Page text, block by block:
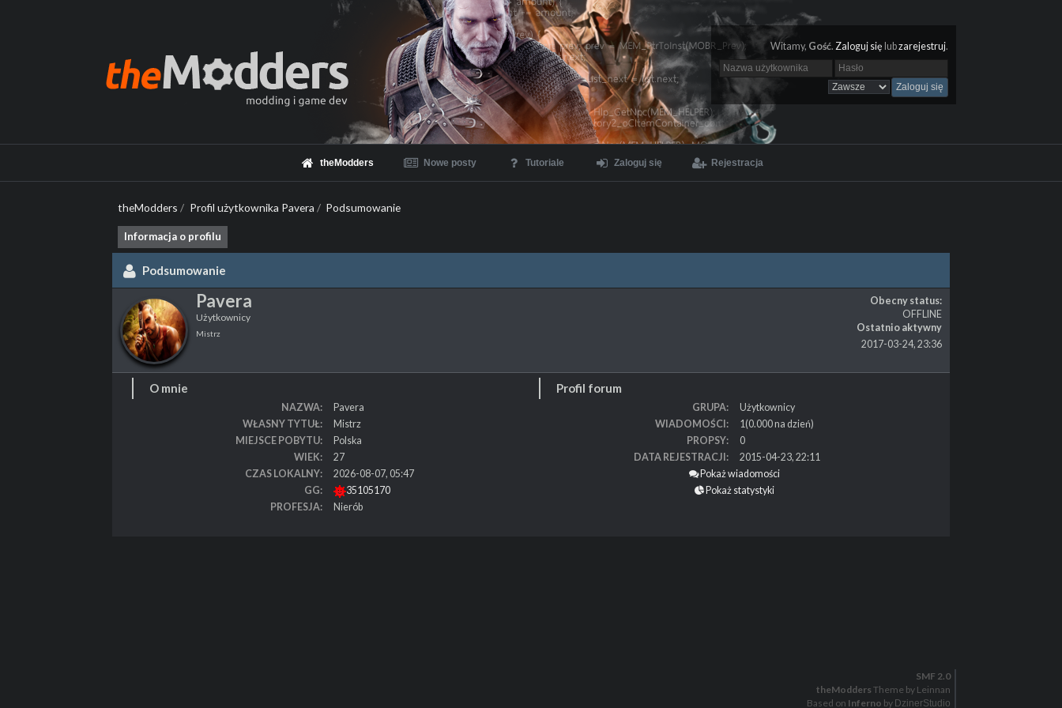
Witamy, Gość. Zaloguj się lubzarejestruj.
theModders Nowe posty Tutoriale Zaloguj się Rejestracja
theModders / Profil użytkownika Pavera / Podsumowanie
Informacja o profilu
Podsumowanie
Pavera
Użytkownicy
Mistrz
Obecny status:
OFFLINE
Ostatnio aktywny
2017-03-24, 23:36
O mnie
NAZWA
Pavera
WŁASNY TYTUŁ
Mistrz
MIEJSCE POBYTU
Polska
WIEK
27
CZAS LOKALNY
2026-08-07, 05:47
GG
35105170
PROFESJA
Nierób
Profil forum
GRUPA
Użytkownicy
WIADOMOŚCI
1(0.000 na dzień)
PROPSY
0
DATA REJESTRACJI
2015-04-23, 22:11
Pokaż wiadomości
Pokaż statystyki
SMF 2.0
theModders Theme by Leinnan
Based on Inferno by DzinerStudio